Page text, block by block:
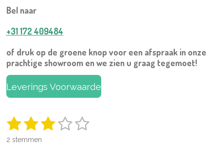
Bel naar
+31 172 409484
of druk op de groene knop voor een afspraak in onze
prachtige showroom en we zien u graag tegemoet!
Leverings Voorwaarde
R
t
1
s
2
s
3
s
4 5
2 stemmen